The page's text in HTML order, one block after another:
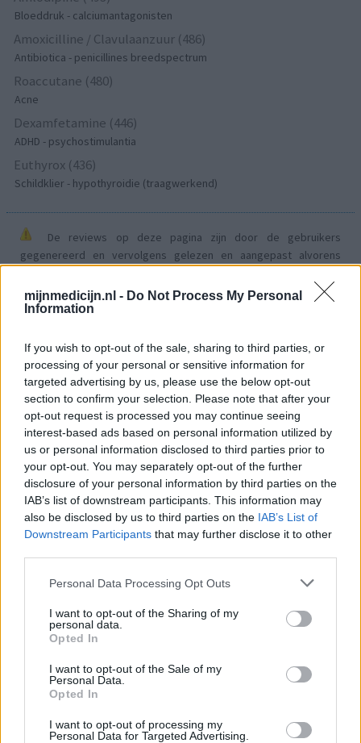
mijnmedicijn.nl - Do Not Process My Personal
Information
If you wish to opt-out of the sale, sharing to third parties, or
processing of your personal or sensitive information for
targeted advertising by us, please use the below opt-out
section to confirm your selection. Please note that after your
opt-out request is processed you may continue seeing
interest-based ads based on personal information utilized by
us or personal information disclosed to third parties prior to
your opt-out. You may separately opt-out of the further
disclosure of your personal information by third parties on the
IAB’s list of downstream participants. This information may
also be disclosed by us to third parties on the IAB’s List of
Downstream Participants that may further disclose it to other
Personal Data Processing Opt Outs
I want to opt-out of the Sharing of my
personal data.
Opted In
I want to opt-out of the Sale of my
Personal Data.
Opted In
I want to opt-out of processing my
Personal Data for Targeted Advertising.
Bloeddruk - calciumantagonisten
Amoxicilline / Clavulaanzuur (486)
Antibiotica - penicillines breedspectrum
Roaccutane (480)
Acne
Dexamfetamine (446)
ADHD - psychostimulantia
Euthyrox (436)
Schildklier - hypothyroidie (traagwerkend)
De reviews op deze pagina zijn door de gebruikers
gegenereerd en vervolgens gelezen en aangepast alvorens
een review voor een medicijn. Voor het delen van ervaringen is
geen medische kennis noodzakelijk. Op deze manier geven de
die van de eigenaar van deze website. Denk er aan dat de
ervaringen kunnen verschillen van persoon tot persoon en dat u
voor medisch advies altijd contact op moet nemen met uw arts of
apotheker.